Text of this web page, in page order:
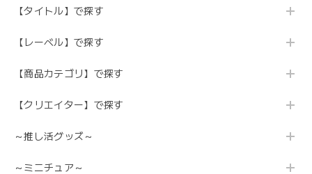
【タイトル】で探す
【レーベル】で探す
【商品カテゴリ】で探す
【クリエイター】で探す
～推し活グッズ～
～ミニチュア～